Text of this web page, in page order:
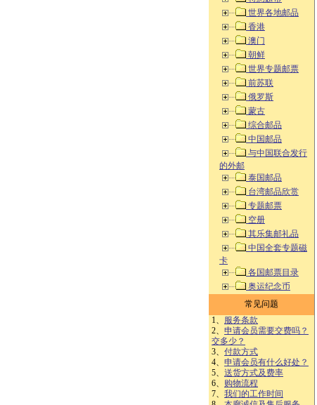
世界各地邮品
香港
澳门
朝鲜
世界专题邮票
前苏联
俄罗斯
蒙古
综合邮品
中国邮品
与中国联合发行
的外邮
泰国邮品
台湾邮品欣赏
专题邮票
空册
其乐集邮礼品
中国全套专题磁
卡
各国邮票目录
奥运纪念币
常见问题
1、 服务条款
2、 申请会员需要交费吗？
交多少？
3、 付款方式
4、 申请会员有什么好处？
5、 送货方式及费率
6、 购物流程
7、 我们的工作时间